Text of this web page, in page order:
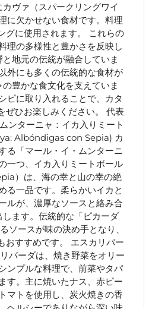
ヴァ（スパークリングワイ
に欠かせない食材です。料理
グに使用されます。 これらの
理の多様性と豊かさを反映し
地元の伝統が融合していま
外にも多くの伝統的な食材が
豊かな食文化を支えていま
ピに取り入れることで、カタ
ぜひお楽しみください。 代表
ンターニャ：イカ入りミート
Albóndigas con Sepia) カ
る「マール・イ・ムンターニ
一つ、イカ入りミートボール
）は、海の幸と山の幸の絶
る一品です。柔らかいイカと
ルが、濃厚なソースと絡み合
ます。伝統的な「ピカーダ
ソースが味の決め手となり、
おすすめです。 エスカリバー
バーダは、焼き野菜をオリー
ンプルな料理で、前菜やタパ
す。主に焼いたナス、赤ピー
マトを使用し、炭火焼きの香